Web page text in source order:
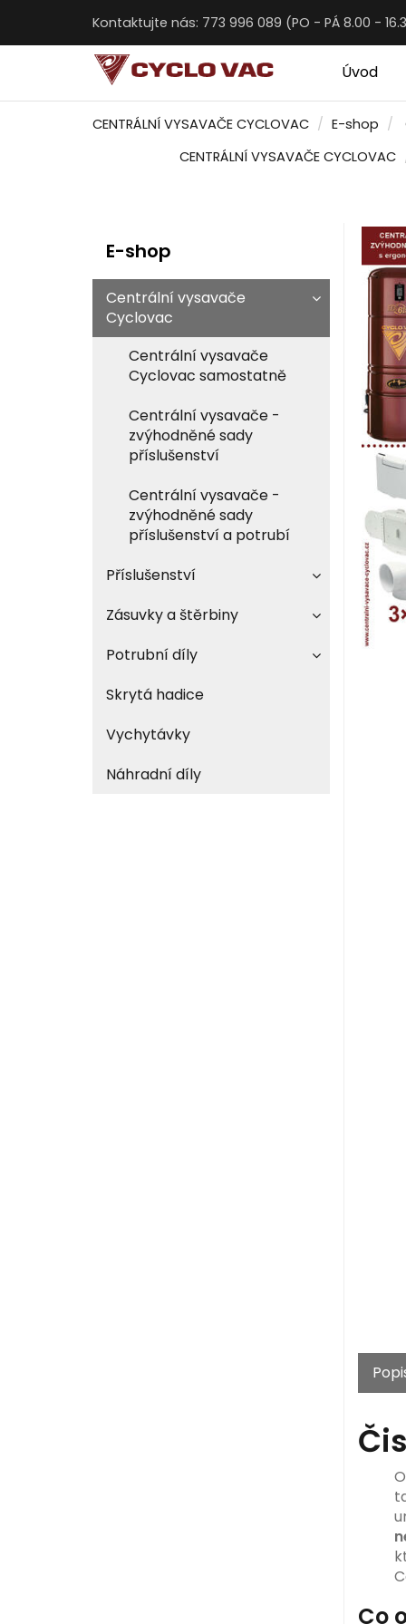
Kontaktujte nás: 773 996 089 (PO - PÁ 8.00 -
Úvod
CENTRÁLNÍ VYSAVAČE CYCLOVAC E-shop
CENTRÁLNÍ VYSAVAČE CYCLOVAC
E-shop
Centrální vysavače
Cyclovac
Centrální vysavače
Cyclovac samostatně
Centrální vysavače -
zvýhodněné sady
příslušenství
Centrální vysavače -
zvýhodněné sady
příslušenství a potrubí
Příslušenství
Zásuvky a štěrbiny
Potrubní díly
Skrytá hadice
Vychytávky
Náhradní díly
Co